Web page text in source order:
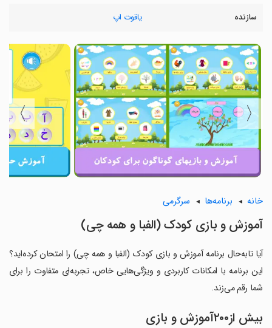
سازنده یاقوت اپ
〈
〉
خانه برنامه‌ها سرگرمی
‏‏آموزش و بازی کودک (الفبا و همه چی)
آیا تابه‌حال برنامه ‏‏آموزش و بازی کودک (الفبا و همه چی) را امتحان کرده‌اید؟
این برنامه با امکانات کاربردی و ویژگی‌هایی خاص، تجربه‌ای متفاوت را برای
شما رقم می‌زند.
بیش از۲۰۰آموزش و بازی